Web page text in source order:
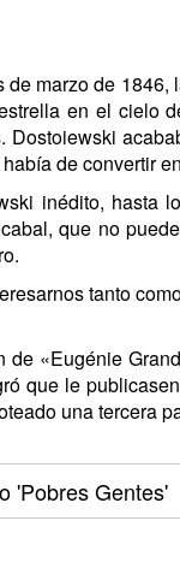
marzo de
en el cielo
de convertir
inédito, hasta
que no
tanto
«Eugénie
que le
una tercera
'Pobres Gentes'